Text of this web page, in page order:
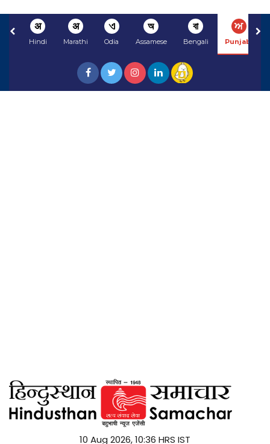
अ
Hindi
अ
Marathi
ଏ
Odia
অ
Assamese
বা
Bengali
ਅ
Punjabi
10 Aug 2026, 10:36 HRS IST